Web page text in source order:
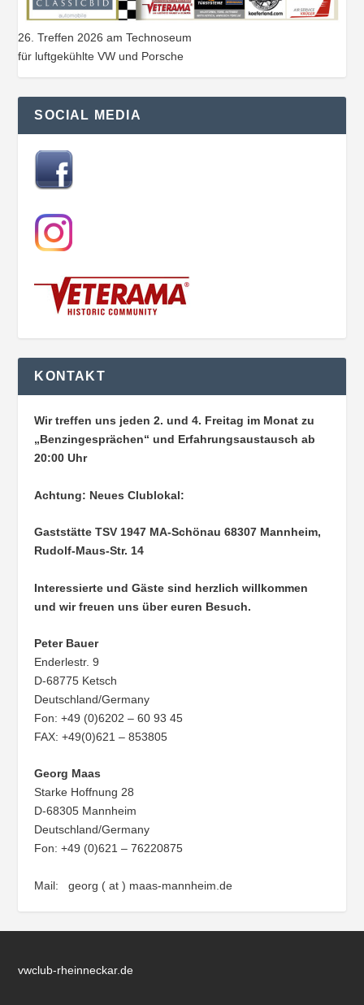
26. Treffen 2026 am Technoseum
für luftgekühlte VW und Porsche
SOCIAL MEDIA
KONTAKT
Wir treffen uns jeden 2. und 4. Freitag im Monat zu
„Benzingesprächen“ und Erfahrungsaustausch ab
20:00 Uhr
Achtung: Neues Clublokal:
Gaststätte TSV 1947 MA-Schönau68307 Mannheim,
Rudolf-Maus-Str. 14
Interessierte und Gäste sind herzlich willkommen
und wir freuen uns über euren Besuch.
Peter Bauer
Enderlestr. 9
D-68775 Ketsch
Deutschland/Germany
Fon: +49 (0)6202 – 60 93 45
FAX: +49(0)621 – 853805
Georg Maas
Starke Hoffnung 28
D-68305 Mannheim
Deutschland/Germany
Fon: +49 (0)621 – 76220875
Mail: georg ( at ) maas-mannheim.de
vwclub-rheinneckar.de